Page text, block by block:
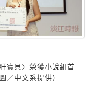
寶貝〉榮獲小說組首
／中文系提供）